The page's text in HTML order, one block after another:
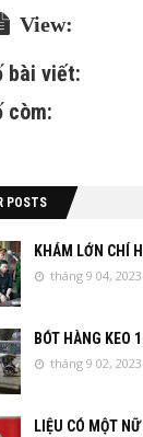
bài viết:
còm:
POSTS
KHÁM LỚN CHÍ
tháng 9 04, 2023
BÓT HÀNG KEO 1
tháng 9 02, 2023
LIỆU CÓ MỘT